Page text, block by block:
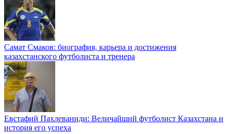
Самат Смаков: биография, карьера и достижения
казахстанского футболиста и тренера
Евстафий Пахлеваниди: Величайший футболист Казахстана и
история его успеха